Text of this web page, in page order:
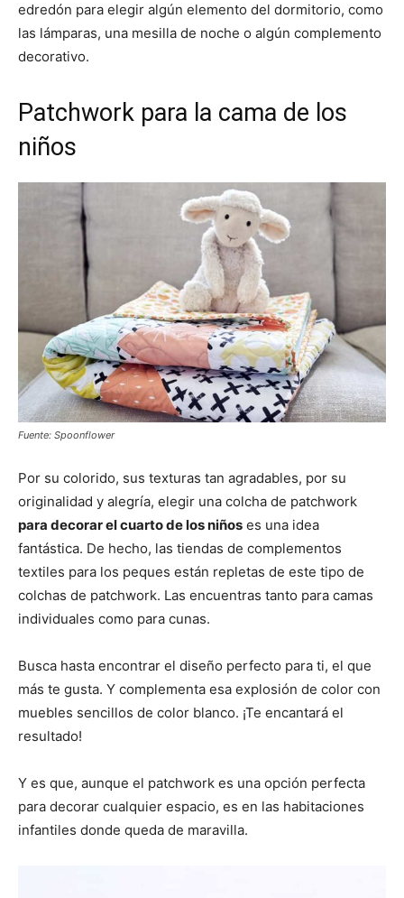
edredón para elegir algún elemento del dormitorio, como
las lámparas, una mesilla de noche o algún complemento
decorativo.
Patchwork para la cama de los
niños
Fuente: Spoonflower
Por su colorido, sus texturas tan agradables, por su
originalidad y alegría, elegir una colcha de patchwork
para decorar el cuarto de los niños es una idea
fantástica. De hecho, las tiendas de complementos
textiles para los peques están repletas de este tipo de
colchas de patchwork. Las encuentras tanto para camas
individuales como para cunas.
Busca hasta encontrar el diseño perfecto para ti, el que
más te gusta. Y complementa esa explosión de color con
muebles sencillos de color blanco. ¡Te encantará el
resultado!
Y es que, aunque el patchwork es una opción perfecta
para decorar cualquier espacio, es en las habitaciones
infantiles donde queda de maravilla.